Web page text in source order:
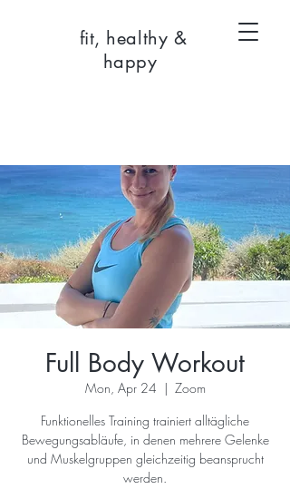
fit, healthy &
happy
Full Body Workout
Mon, Apr 24
  |
Zoom
Funktionelles Training trainiert alltägliche
Bewegungsabläufe, in denen mehrere Gelenke
und Muskelgruppen gleichzeitig beansprucht
werden.